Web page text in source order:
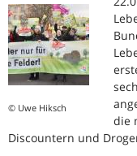
© Uwe Hiksch
die
Discountern und